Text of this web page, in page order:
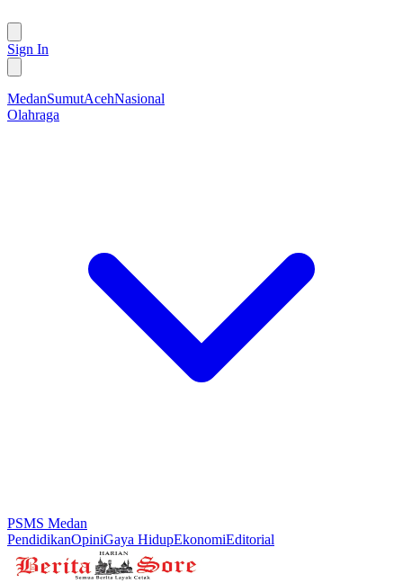
Sign In
MedanSumutAcehNasional
Olahraga
PSMS Medan
PendidikanOpiniGaya HidupEkonomiEditorial